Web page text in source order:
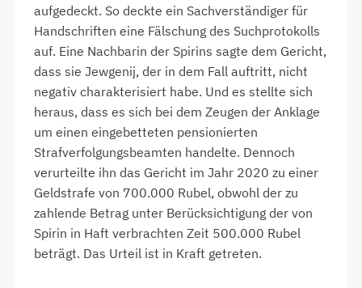
aufgedeckt. So deckte ein Sachverständiger für
Handschriften eine Fälschung des Suchprotokolls
auf. Eine Nachbarin der Spirins sagte dem Gericht,
dass sie Jewgenij, der in dem Fall auftritt, nicht
negativ charakterisiert habe. Und es stellte sich
heraus, dass es sich bei dem Zeugen der Anklage
um einen eingebetteten pensionierten
Strafverfolgungsbeamten handelte. Dennoch
verurteilte ihn das Gericht im Jahr 2020 zu einer
Geldstrafe von 700.000 Rubel, obwohl der zu
zahlende Betrag unter Berücksichtigung der von
Spirin in Haft verbrachten Zeit 500.000 Rubel
beträgt. Das Urteil ist in Kraft getreten.